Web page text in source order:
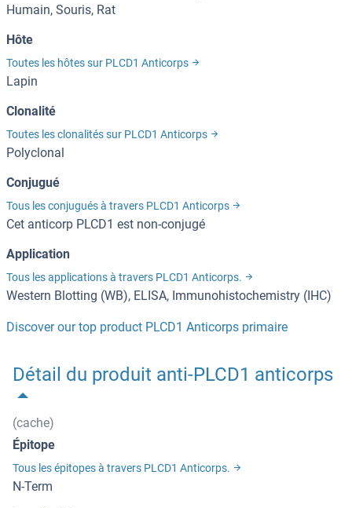
Humain, Souris, Rat
Hôte
Toutes les hôtes sur PLCD1 Anticorps
Lapin
Clonalité
Toutes les clonalités sur PLCD1 Anticorps
Polyclonal
Conjugué
Tous les conjugués à travers PLCD1 Anticorps
Cet anticorp PLCD1 est non-conjugé
Application
Tous les applications à travers PLCD1 Anticorps.
Western Blotting (WB), ELISA, Immunohistochemistry (IHC)
Discover our top product PLCD1 Anticorps primaire
Détail du produit anti-PLCD1 anticorps
(cache)
Épitope
Tous les épitopes à travers PLCD1 Anticorps.
N-Term